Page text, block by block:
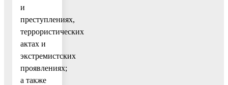
и
преступлениях,
террористических
актах и
экстремистских
проявлениях;
а также